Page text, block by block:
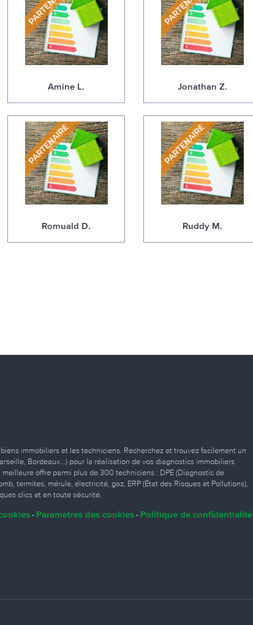
Amine L. Jonathan Z.
Romuald D. Ruddy M.
immobiliers et les techniciens. Recherchez et trouvez facilement un
Bordeaux…) pour la réalisation de vos diagnostics immobiliers
offre parmi plus de 300 techniciens : DPE (Diagnostic de
termites, mérule, électricité, gaz, ERP (État des Risques et Pollutions),
clics et en toute sécurité.
- Paramètres des cookies - Politique de confidentialité